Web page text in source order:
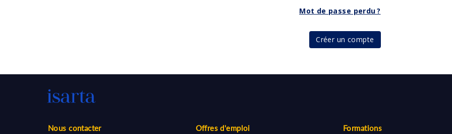
Mot de passe perdu ?
Créer un compte
Nous contacter Offres d'emploi Formations